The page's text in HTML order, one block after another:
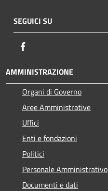
SEGUICI SU
AMMINISTRAZIONE
Organi di Governo
Aree Amministrative
Uffici
Enti e fondazioni
Politici
Personale Amministrativo
Documenti e dati